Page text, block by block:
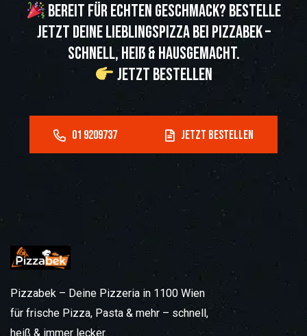
Bereit für echten Geschmack? Bestelle
jetzt deine Lieblingspizza bei Pizzabek –
schnell, heiß & hausgemacht.
Jetzt bestellen
Pizzabek – Deine Pizzeria in 1100 Wien
für frische Pizza, Pasta & mehr – schnell,
heiß & immer lecker.